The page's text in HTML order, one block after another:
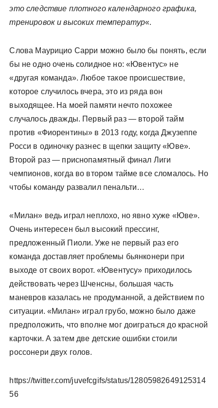
это следствие плотного календарного графика,
тренировок и высоких температур«.
Слова Маурицио Сарри можно было бы понять, если
бы не одно очень солидное но: «Ювентус» не
«другая команда». Любое такое происшествие,
которое случилось вчера, это из ряда вон
выходящее. На моей памяти нечто похожее
случалось дважды. Первый раз — второй тайм
против «Фиорентины» в 2013 году, когда Джузеппе
Росси в одиночку разнес в щепки защиту «Юве».
Второй раз — приснопамятный финал Лиги
чемпионов, когда во втором тайме все сломалось. Но
чтобы команду развалил пенальти…
«Милан» ведь играл неплохо, но явно хуже «Юве».
Очень интересен был высокий прессинг,
предложенный Пиоли. Уже не первый раз его
команда доставляет проблемы бьянконери при
выходе от своих ворот. «Ювентусу» приходилось
действовать через Шченсны, большая часть
маневров казалась не продуманной, а действием по
ситуации. «Милан» играл грубо, можно было даже
предположить, что вполне мог доиграться до красной
карточки. А затем две детские ошибки стоили
россонери двух голов.
https://twitter.com/juvefcgifs/status/12805982649125314
56